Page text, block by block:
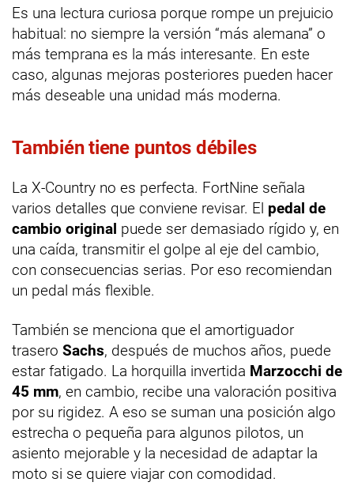
Es una lectura curiosa porque rompe un prejuicio
habitual: no siempre la versión “más alemana” o
más temprana es la más interesante. En este
caso, algunas mejoras posteriores pueden hacer
más deseable una unidad más moderna.
También tiene puntos débiles
La X-Country no es perfecta. FortNine señala
varios detalles que conviene revisar. El pedal de
cambio original puede ser demasiado rígido y, en
una caída, transmitir el golpe al eje del cambio,
con consecuencias serias. Por eso recomiendan
un pedal más flexible.
También se menciona que el amortiguador
trasero Sachs, después de muchos años, puede
estar fatigado. La horquilla invertida Marzocchi de
45 mm, en cambio, recibe una valoración positiva
por su rigidez. A eso se suman una posición algo
estrecha o pequeña para algunos pilotos, un
asiento mejorable y la necesidad de adaptar la
moto si se quiere viajar con comodidad.